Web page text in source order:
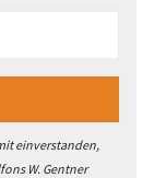
einverstanden,
W. Gentner